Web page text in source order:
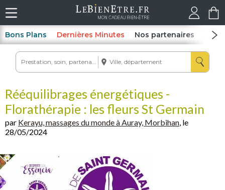
Bons Plans Dernières Minutes Nos partenaires Spas
Rééquilibrages énergétiques -
Florathérapie : les fleurs St Germain
par Kerayu, massages du monde à Auray, Morbihan, le
28/05/2024